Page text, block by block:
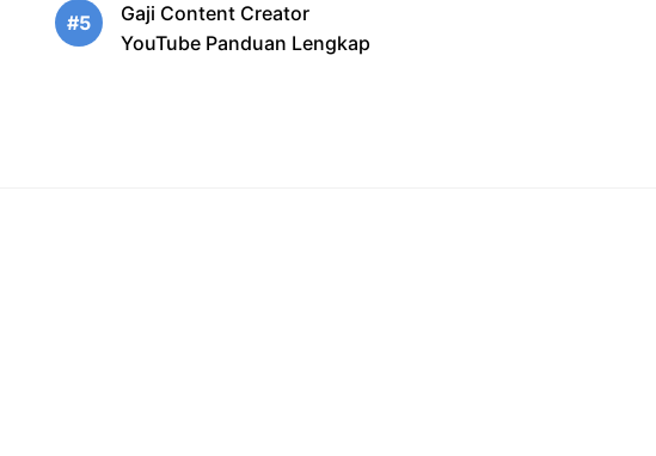
#5
Gaji Content Creator
YouTube Panduan Lengkap